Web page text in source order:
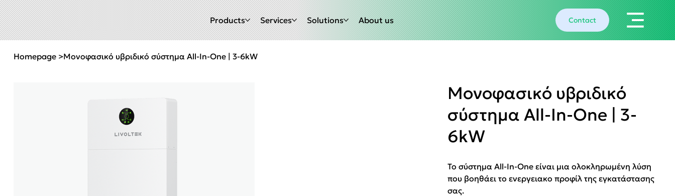
Products Services Solutions About us Contact
Homepage >Μονοφασικό υβριδικό σύστημα All-In-One | 3-6kW
Μονοφασικό υβριδικό
σύστημα All-In-One | 3-
6kW
Το σύστημα All-In-One είναι μια ολοκληρωμένη λύση
που βοηθάει το ενεργειακο προφίλ της εγκατάστασης
σας.